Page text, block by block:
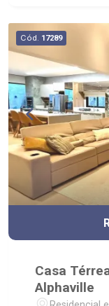
caminhada,
bosque
feiras; -
Sabin, novo
e Shopping
Cód. 17289
Casa
Alphaville